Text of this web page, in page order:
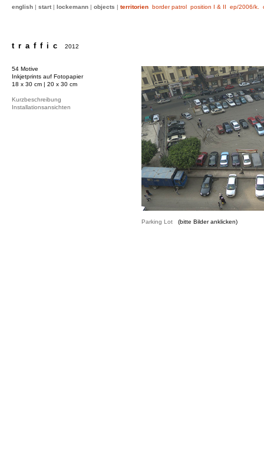
english | start | lockemann | objects | territorien border patrol position I & II ep/2006/k.
traffic 2012
54 Motive
Inkjetprints auf Fotopapier
18 x 30 cm | 20 x 30 cm
Kurzbeschreibung
Installationsansichten
Parking Lot (bitte Bilder anklicken)